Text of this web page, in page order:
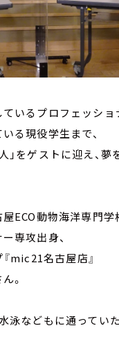
いるプロフェッショ
る現役学生まで、
」をゲストに迎え、夢
ECO動物海洋専門学
専攻出身、
mic21名古屋店』
。
泳などもに通ってい